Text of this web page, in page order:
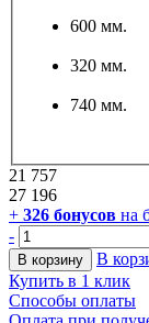
600 мм.
320 мм.
740 мм.
21 757
27 196
+ 326 бонусов на
-
В корзину
В
Купить в 1 клик
Способы оплаты